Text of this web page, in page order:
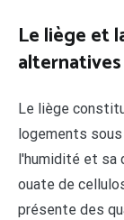
Le liège et
Le liège
logements
l'humidité et sa
ouate de
présente des